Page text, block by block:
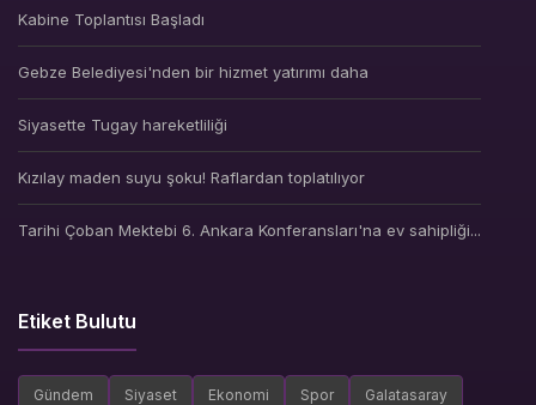
Kabine Toplantısı Başladı
Gebze Belediyesi'nden bir hizmet yatırımı daha
Siyasette Tugay hareketliliği
Kızılay maden suyu şoku! Raflardan toplatılıyor
Tarihi Çoban Mektebi 6. Ankara Konferansları'na ev sahipliği...
Etiket Bulutu
Gündem Siyaset Ekonomi Spor Galatasaray